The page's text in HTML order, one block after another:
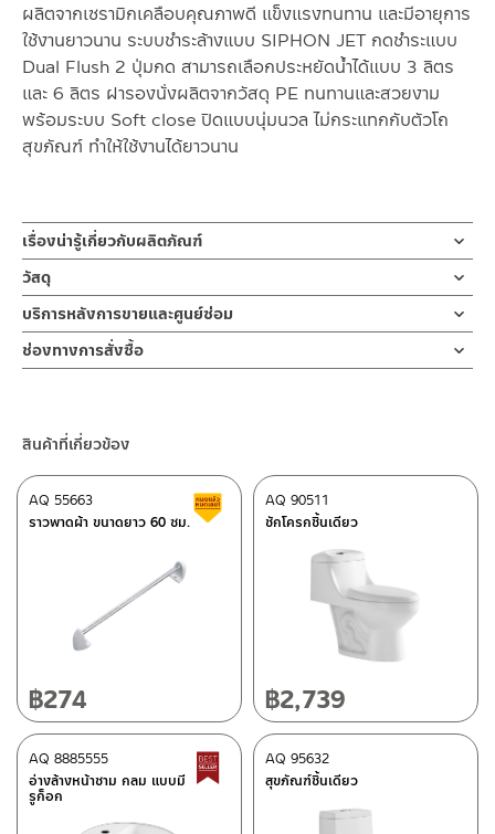
ผลิตจากเซรามิกเคลือบคุณภาพดี แข็งแรงทนทาน และมีอายุการ
ใช้งานยาวนาน ระบบชำระล้างแบบ SIPHON JET กดชำระแบบ
Dual Flush 2 ปุ่มกด สามารถเลือกประหยัดน้ำได้แบบ 3 ลิตร
และ 6 ลิตร ฝารองนั่งผลิตจากวัสดุ PE ทนทานและสวยงาม
พร้อมระบบ Soft close ปิดแบบนุ่มนวล ไม่กระแทกกับตัวโถ
สุขภัณฑ์ ทำให้ใช้งานได้ยาวนาน
เรื่องน่ารู้เกี่ยวกับผลิตภัณฑ์
ประเภท/ชนิด
สุขภัณฑ์ชิ้นเดียว
รูปแบบการใช้งาน/กลุ่มขนาด
สุขภัณฑ์ชิ้นเดียวฝาPE
แวกซ์กันซึม / ชุดน็อตยึด
ปริมาณน้ำ/ปุ่มฟลัช
3/6 ลิตร
ขนาดท่อฟลัช
ฝารองนั่ง
UF/SOFT CLOSED/ แบบปุ่มกดถอดได้
ลักษณะพิเศษอื่นๆ
วัสดุ
โถชักโครก
ผลิตจากเซรามิคเคลือบสีขาว
บริการหลังการขายและศูนย์ซ่อม
ช่องทางออนไลน์
– Email: contact@charnpaiboon.com
ศูนย์บริการและอะไหล่ กรุงเทพฯ
662/61-62 ถนน พระราม3 แขวงบางโพงพาง เขตยานนาวา กรุงเทพฯ
โทร: 02-358-0080 / 080-075-8668 / 091-545-0556
ศูนย์บริการและอะไหล่ เชียงใหม่
118/33 โครงการอรสิริน ม.8 ต.สันปูเลย อ.ดอยสะเก็ด เชียงใหม่
ช่องทางการสั่งซื้อ
– Shopee
–Lazada
ติดต่อพนักงานขาย / Contact Sales Staff
@charnpaiboon.sales
ติดต่อ ชาญไพบูลย์ / Contact Us คลิกที่นี่
สินค้าที่เกี่ยวข้อง
ราวพาดผ้า ขนาดยาว 60 ซม.
AQ 55663 สินค้าลดราคา เคลียร์สต็อก
฿274
ชักโครกชิ้นเดียว
AQ 90511
฿2,739
อ่างล้างหน้าชาม กลม แบบมี
รูก็อก
AQ 8885555 Best Seller สินค้าขายดี
สุขภัณฑ์ชิ้นเดียว
AQ 95632